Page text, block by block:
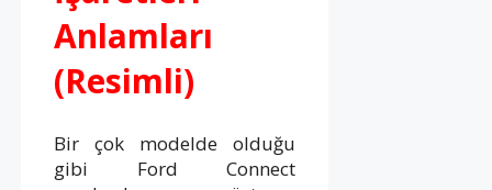
Anlamları
(Resimli)
Bir çok modelde olduğu
gibi Ford Connect